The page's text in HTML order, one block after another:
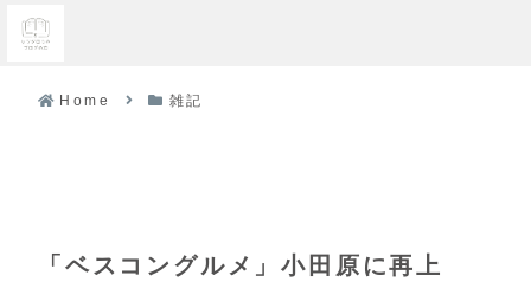
Home 雑記
「ベスコングルメ」小田原に再上